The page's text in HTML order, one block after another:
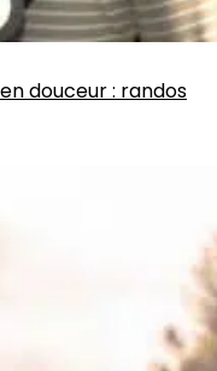
en douceur : randos